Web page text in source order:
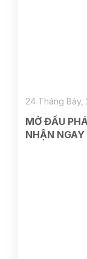
MỞ ĐẦU
NHẬN
24 Tháng Bảy,